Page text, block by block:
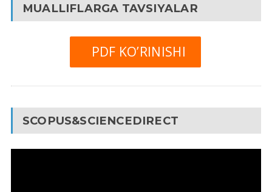
MUALLIFLARGA TAVSIYALAR
PDF KO’RINISHI
SCOPUS&SCIENCEDIRECT